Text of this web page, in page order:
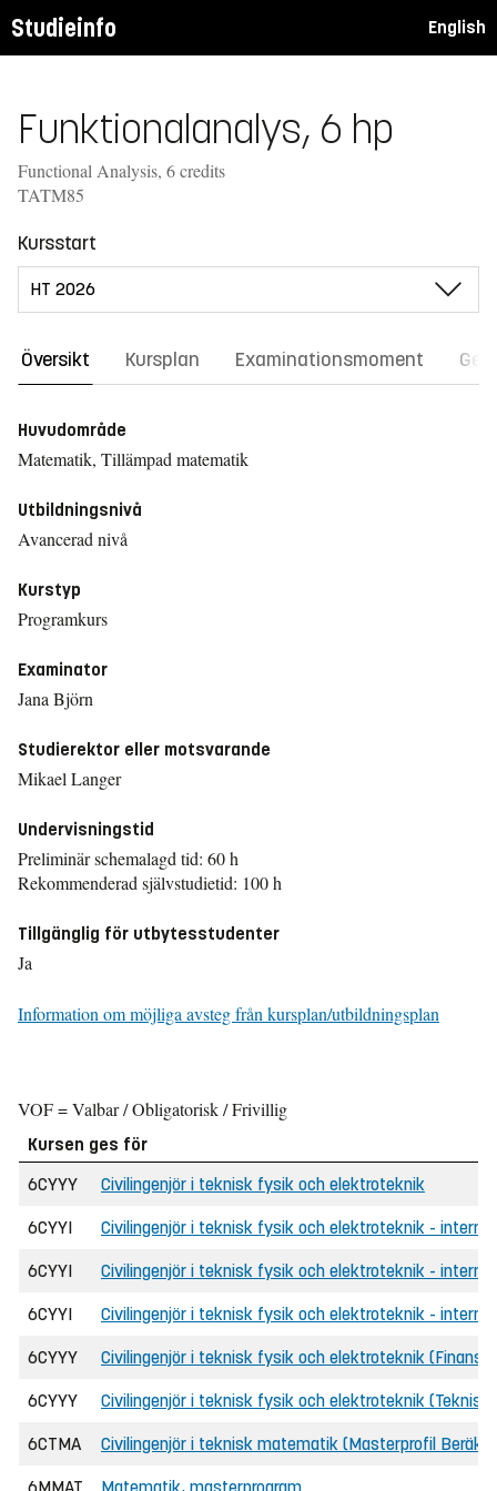
Studieinfo English
Funktionalanalys, 6 hp
Functional Analysis, 6 credits
TATM85
Kursstart
Översikt Kursplan Examinationsmoment
Huvudområde
Matematik, Tillämpad matematik
Utbildningsnivå
Avancerad nivå
Kurstyp
Programkurs
Examinator
Jana Björn
Studierektor eller motsvarande
Mikael Langer
Undervisningstid
Preliminär schemalagd tid: 60 h
Rekommenderad självstudietid: 100 h
Tillgänglig för utbytesstudenter
Ja
Information om möjliga avsteg från kursplan/utbildningsplan
VOF = Valbar / Obligatorisk / Frivillig
Kursen ges för
6CYYY
Civilingenjör i teknisk fysik och elektroteknik
6CYYI Civilingenjör i teknisk fysik och elektroteknik -
6CYYI Civilingenjör i teknisk fysik och elektroteknik -
6CYYI Civilingenjör i teknisk fysik och elektroteknik -
6CYYY Civilingenjör i teknisk fysik och elektroteknik
6CYYY Civilingenjör i teknisk fysik och elektroteknik
6CTMA Civilingenjör i teknisk matematik (Masterprofil